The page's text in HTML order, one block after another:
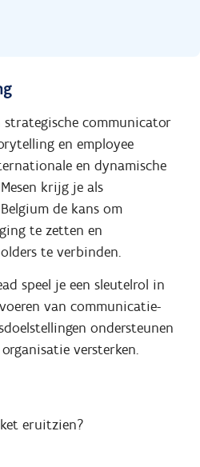
strategische communicator
en employee
en dynamische
krijg je als
de kans om
te zetten en
te verbinden.
speel je een sleutelrol in
van communicatie-
ondersteunen
versterken.
eruitzien?